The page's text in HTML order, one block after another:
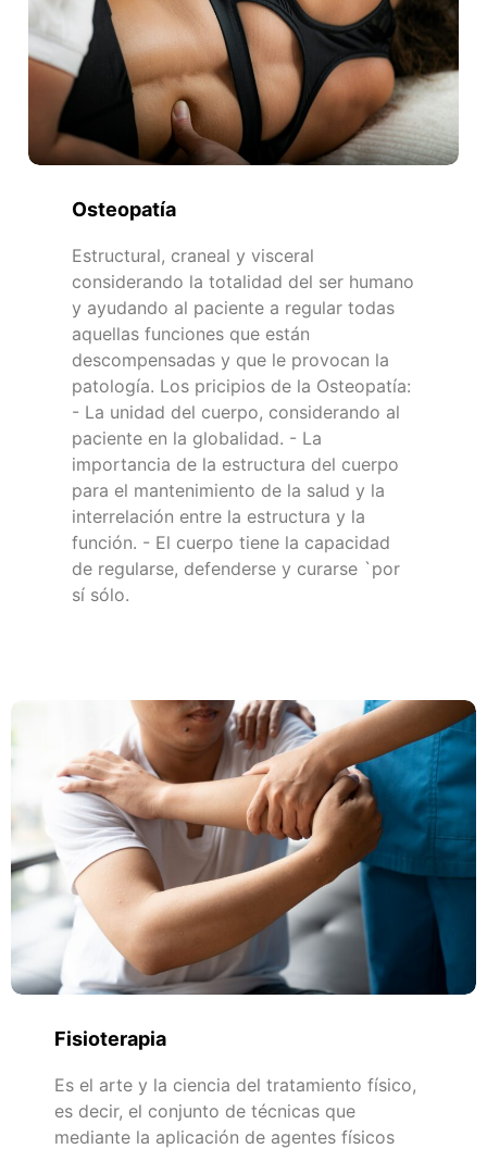
Osteopatía
Estructural, craneal y visceral
considerando la totalidad del ser humano
y ayudando al paciente a regular todas
aquellas funciones que están
descompensadas y que le provocan la
patología. Los pricipios de la Osteopatía:
- La unidad del cuerpo, considerando al
paciente en la globalidad. - La
importancia de la estructura del cuerpo
para el mantenimiento de la salud y la
interrelación entre la estructura y la
función. - El cuerpo tiene la capacidad
de regularse, defenderse y curarse `por
sí sólo.
Fisioterapia
Es el arte y la ciencia del tratamiento físico,
es decir, el conjunto de técnicas que
mediante la aplicación de agentes físicos